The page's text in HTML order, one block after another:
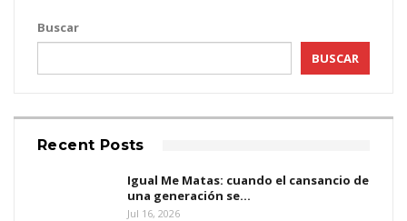
Buscar
BUSCAR
Recent Posts
Igual Me Matas: cuando el cansancio de
una generación se…
Jul 16, 2026